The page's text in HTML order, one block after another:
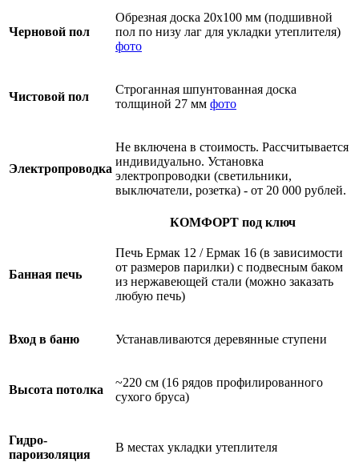
Черновой пол
Обрезная доска 20х100 мм (подшивной
пол по низу лаг для укладки утеплителя)
фото
Чистовой пол
Строганная шпунтованная доска
толщиной 27 мм фото
Электропроводка
Не включена в стоимость. Рассчитывается
индивидуально. Установка
электропроводки (светильники,
выключатели, розетка) - от 20 000 рублей.
КОМФОРТ под ключ
Банная печь
Печь Ермак 12 / Ермак 16 (в зависимости
от размеров парилки) с подвесным баком
из нержавеющей стали (можно заказать
любую печь)
Вход в баню Устанавливаются деревянные ступени
Высота потолка
~220 см (16 рядов профилированного
сухого бруса)
Гидро-
пароизоляция
В местах укладки утеплителя